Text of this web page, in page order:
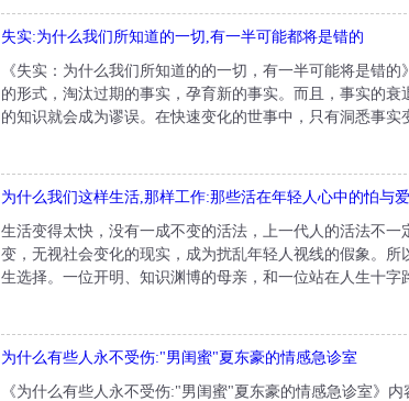
失实:为什么我们所知道的一切,有一半可能都将是错的
《失实：为什么我们所知道的的一切，有一半可能将是错
的形式，淘汰过期的事实，孕育新的事实。而且，事实的
的知识就会成为谬误。在快速变化的世事中，只有洞悉事
为什么我们这样生活,那样工作:那些活在年轻人心中的怕与爱
生活变得太快，没有一成不变的活法，上一代人的活法不
变，无视社会变化的现实，成为扰乱年轻人视线的假象。
生选择。一位开明、知识渊博的母亲，和一位站在人生十
为什么有些人永不受伤:"男闺蜜"夏东豪的情感急诊室
《为什么有些人永不受伤:"男闺蜜"夏东豪的情感急诊室》